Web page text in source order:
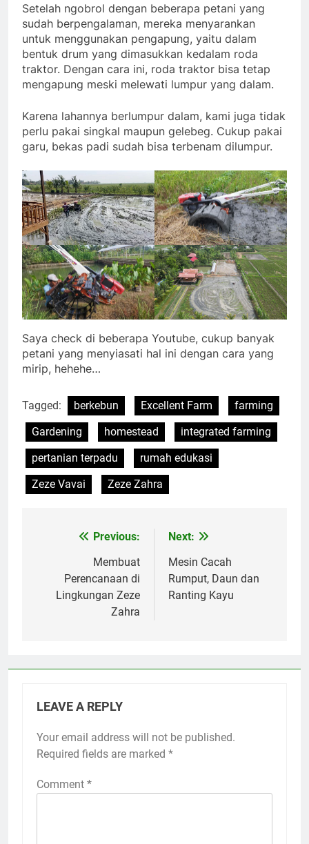
Setelah ngobrol dengan beberapa petani yang
sudah berpengalaman, mereka menyarankan
untuk menggunakan pengapung, yaitu dalam
bentuk drum yang dimasukkan kedalam roda
traktor. Dengan cara ini, roda traktor bisa tetap
mengapung meski melewati lumpur yang dalam.
Karena lahannya berlumpur dalam, kami juga tidak
perlu pakai singkal maupun gelebeg. Cukup pakai
garu, bekas padi sudah bisa terbenam dilumpur.
Saya check di beberapa Youtube, cukup banyak
petani yang menyiasati hal ini dengan cara yang
mirip, hehehe…
Tagged: berkebun Excellent Farm
farming
Gardening
homestead
integrated farming
pertanian terpadu
rumah edukasi
Zeze Vavai
Zeze Zahra
navigation
Previous:
Membuat
Perencanaan di
Lingkungan Zeze
Zahra
Next:
Mesin Cacah
Rumput, Daun dan
Ranting Kayu
LEAVE A REPLY
Your email address will not be published.
Required fields are marked *
Comment *